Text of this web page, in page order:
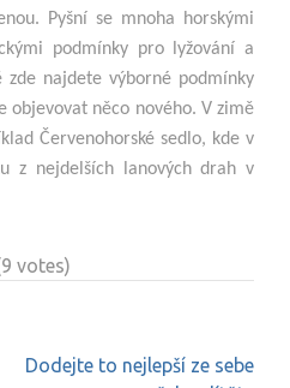
Pyšní se mnoha horskými
podmínky pro lyžování a
najdete výborné podmínky
objevovat něco nového. V zimě
Červenohorské sedlo, kde v
z nejdelších lanových drah v
votes)
Dodejte to nejlepší ze sebe